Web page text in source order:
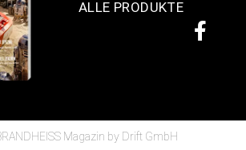
ALLE PRODUKTE
Magazin by Drift GmbH